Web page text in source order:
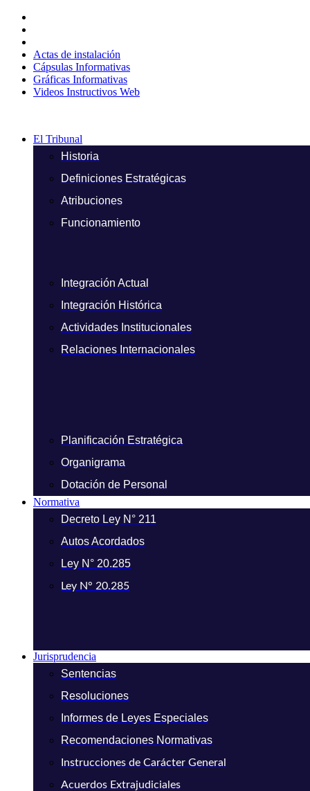
contenido
Actas de instalación
Cápsulas Informativas
Gráficas Informativas
Videos Instructivos Web
El Tribunal
Historia
Definiciones Estratégicas
Atribuciones
Funcionamiento
Integración Actual
Integración Histórica
Actividades Institucionales
Relaciones Internacionales
Planificación Estratégica
Organigrama
Dotación de Personal
Normativa
Decreto Ley N° 211
Autos Acordados
Ley N° 20.285
Ley N° 20.285
Jurisprudencia
Sentencias
Resoluciones
Informes de Leyes Especiales
Recomendaciones Normativas
Instrucciones de Carácter General
Acuerdos Extrajudiciales